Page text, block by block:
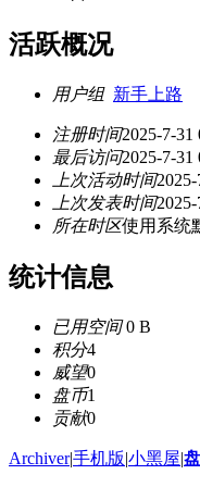
活跃概况
用户组 新手上路
注册时间2025-7-31
最后访问2025-7-31
上次活动时间
上次发表时间
所在时区使用系统
统计信息
已用空间0 B
积分4
威望0
盘币1
贡献0
Archiver|手机版|小黑屋|